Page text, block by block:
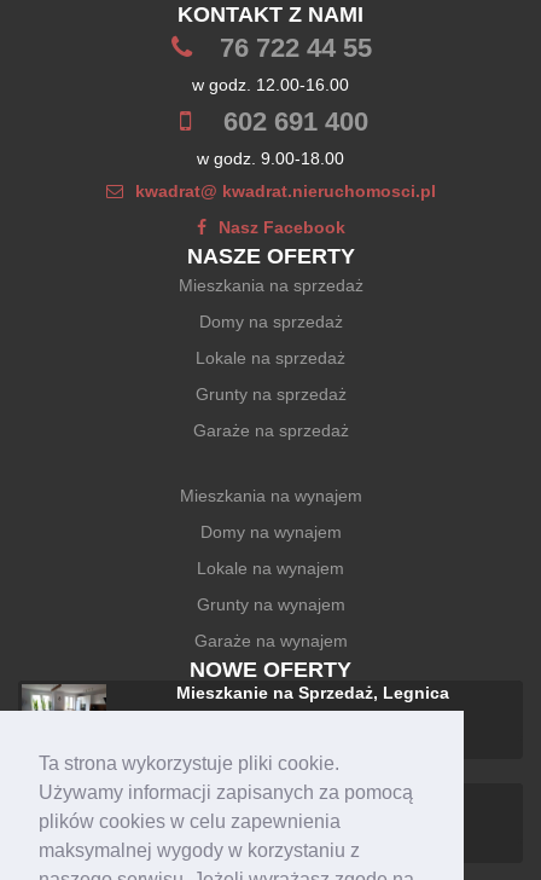
Ta strona wykorzystuje pliki cookie.
Używamy informacji zapisanych za pomocą
plików cookies w celu zapewnienia
maksymalnej wygody w korzystaniu z
KONTAKT Z NAMI
76 722 44 55
w godz. 12.00-16.00
602 691 400
w godz. 9.00-18.00
kwadrat@ kwadrat.nieruchomosci.pl
Nasz Facebook
NASZE OFERTY
Mieszkania na sprzedaż
Domy na sprzedaż
Lokale na sprzedaż
Grunty na sprzedaż
Garaże na sprzedaż
Mieszkania na wynajem
Domy na wynajem
Lokale na wynajem
Grunty na wynajem
Garaże na wynajem
NOWE OFERTY
Mieszkanie na Sprzedaż, Legnica
Dom na Sprzedaż, Legnica
1 590 000 zł